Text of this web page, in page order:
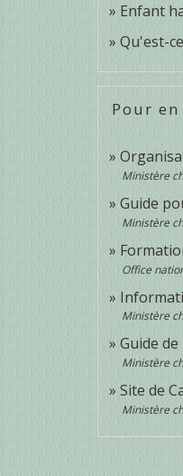
Enfant
Qu'est-
Pour
Ministère
Guide
Ministère
Office
Ministère
Guide
Ministère
Site de
Ministère